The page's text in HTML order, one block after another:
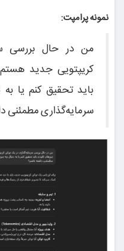
نمونه پرامپت:
من در حال بررسی
کریپتویی جدید
باید تحقیق کنم یا
سرمایه‌گذاری مطمئنی